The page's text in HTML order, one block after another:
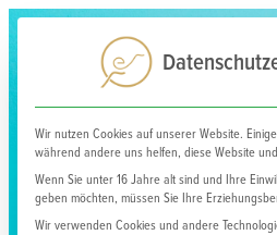
Wir nutzen Cookies auf unserer Website.
während andere uns helfen, diese Website
Wenn Sie unter 16 Jahre alt sind und Ihre
geben möchten, müssen Sie Ihre
Wir verwenden Cookies und andere